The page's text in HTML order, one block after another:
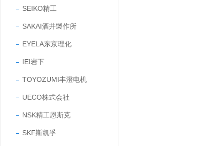
SEIKO精工
SAKAI酒井製作所
EYELA东京理化
IEI岩下
TOYOZUMI丰澄电机
UECO株式会社
NSK精工恩斯克
SKF斯凯孚